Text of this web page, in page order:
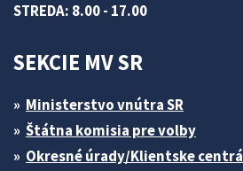
STREDA: 8.00 - 17.00
SEKCIE MV SR
Ministerstvo vnútra SR
Štátna komisia pre volby
Okresné úrady/Klientske centrá